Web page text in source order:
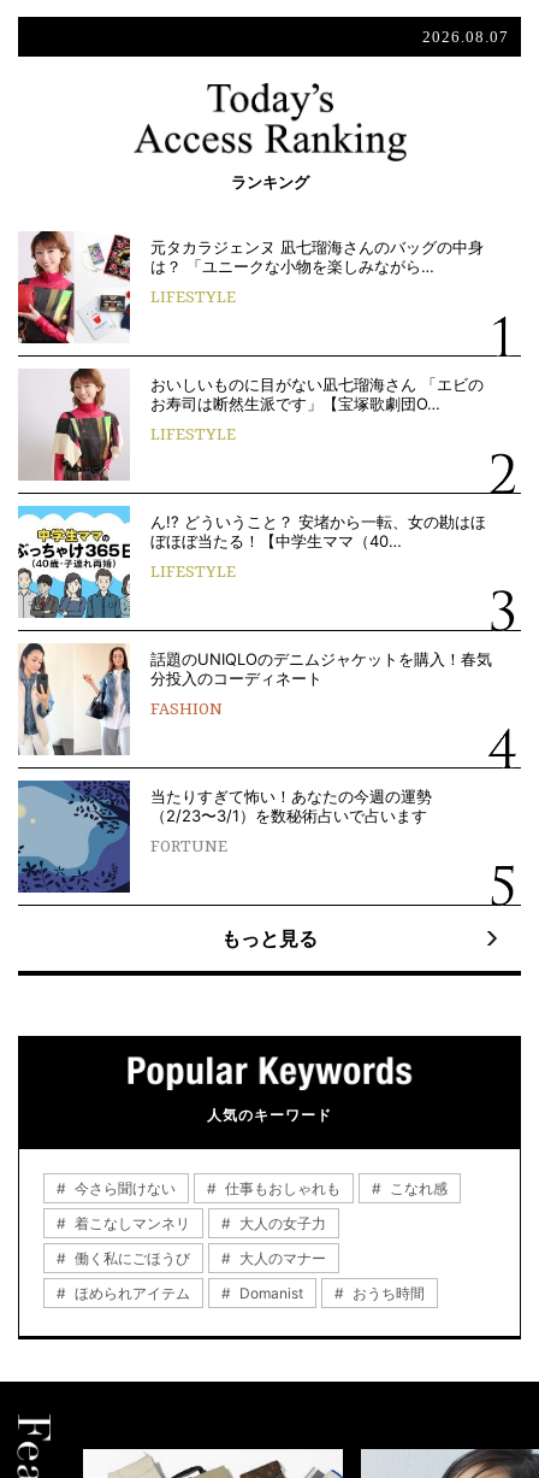
2026.08.07
ランキング
元タカラジェンヌ 凪七瑠海さんのバッグの中身
は？ 「ユニークな小物を楽しみながら…
LIFESTYLE
おいしいものに目がない凪七瑠海さん 「エビの
お寿司は断然生派です」【宝塚歌劇団O…
LIFESTYLE
ん!? どういうこと？ 安堵から一転、女の勘はほ
ぼほぼ当たる！【中学生ママ（40…
LIFESTYLE
話題のUNIQLOのデニムジャケットを購入！春気
分投入のコーディネート
FASHION
当たりすぎて怖い！あなたの今週の運勢
（2/23〜3/1）を数秘術占いで占います
FORTUNE
もっと見る
人気のキーワード
今さら聞けない 仕事もおしゃれも
こなれ感
着こなしマンネリ
大人の女子力
働く私にごほうび
大人のマナー
ほめられアイテム
Domanist おうち時間